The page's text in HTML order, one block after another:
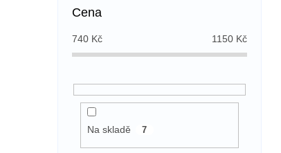
Cena
740 Kč 1150 Kč
Na skladě 7